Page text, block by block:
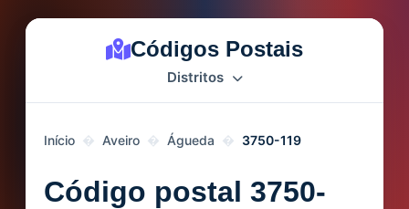
Códigos Postais
Distritos
Início Aveiro Águeda 3750-119
Código postal 3750-